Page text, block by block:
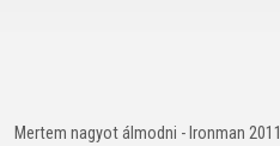
Mertem nagyot álmodni - Ironman 2011